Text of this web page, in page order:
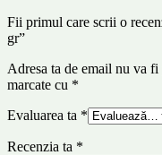
Fii primul care scrii o
gr”
Adresa ta de email nu va fi
marcate cu *
Evaluarea ta *
Recenzia ta *